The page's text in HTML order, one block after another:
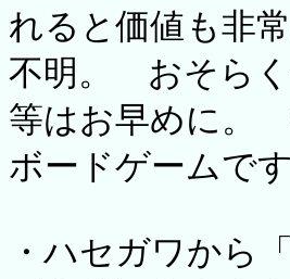
れると価値も非
不明。 おそらく
等はお早めに。
ボードゲームです
・ハセガワから